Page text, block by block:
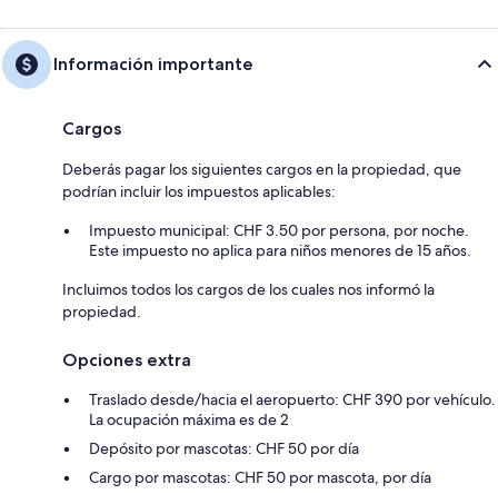
Información importante
Cargos
Deberás pagar los siguientes cargos en la propiedad, que
podrían incluir los impuestos aplicables:
Impuesto municipal: CHF 3.50 por persona, por noche.
Este impuesto no aplica para niños menores de 15 años.
Incluimos todos los cargos de los cuales nos informó la
propiedad.
Opciones extra
Traslado desde/hacia el aeropuerto: CHF 390 por vehículo.
La ocupación máxima es de 2
Depósito por mascotas: CHF 50 por día
Cargo por mascotas: CHF 50 por mascota, por día